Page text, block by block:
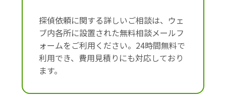
探偵依頼に関する詳しいご相談は、ウェ
ブ内各所に設置された無料相談メールフ
ォームをご利用ください。24時間無料で
利用でき、費用見積りにも対応しており
ます。